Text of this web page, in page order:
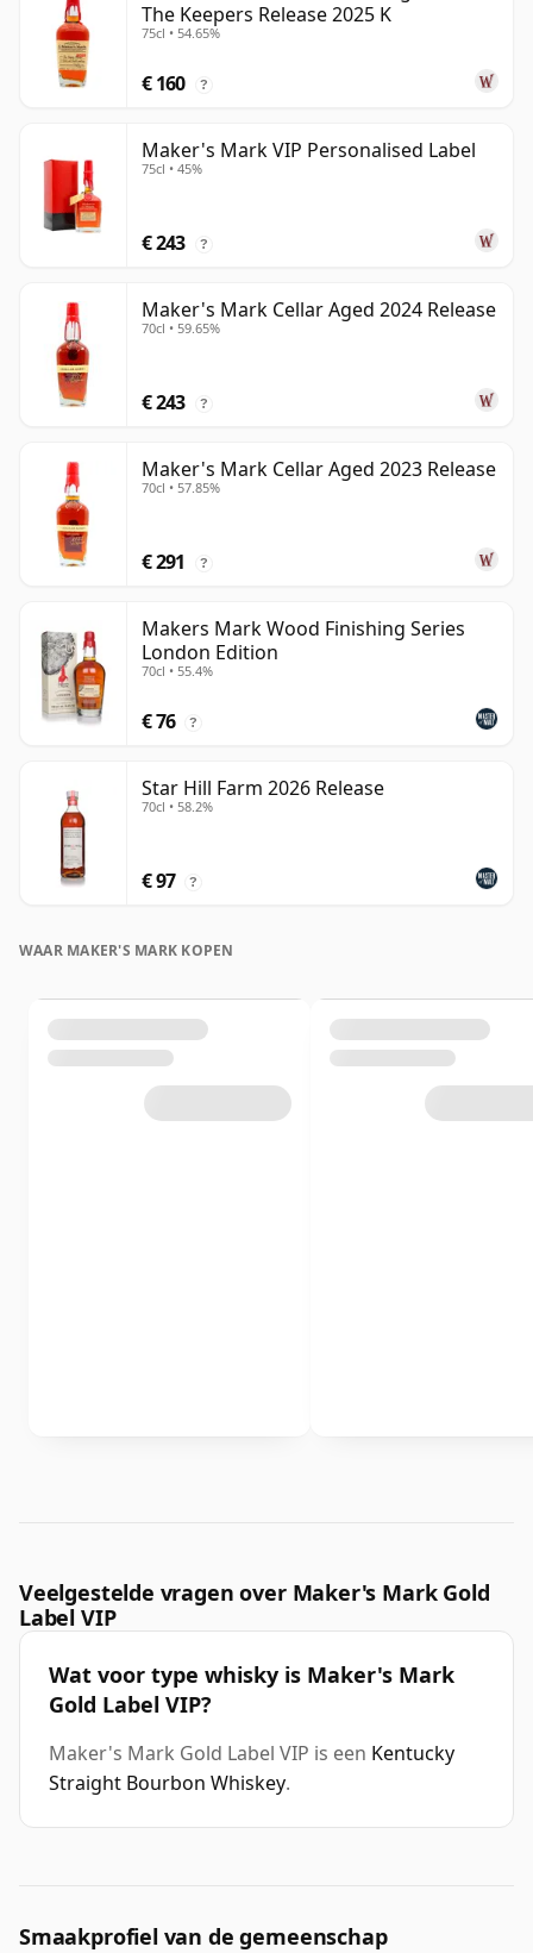
The Keepers Release 2025 K
75cl • 54.65%
€ 160 ?
Maker's Mark VIP Personalised Label
75cl • 45%
€ 243 ?
Maker's Mark Cellar Aged 2024 Release
70cl • 59.65%
€ 243 ?
Maker's Mark Cellar Aged 2023 Release
70cl • 57.85%
€ 291 ?
Makers Mark Wood Finishing Series
London Edition
70cl • 55.4%
€ 76 ?
Star Hill Farm 2026 Release
70cl • 58.2%
€ 97 ?
WAAR MAKER'S MARK KOPEN
Veelgestelde vragen over Maker's Mark Gold
Label VIP
Wat voor type whisky is Maker's Mark
Gold Label VIP?
Maker's Mark Gold Label VIP is een Kentucky
Straight Bourbon Whiskey.
Smaakprofiel van de gemeenschap